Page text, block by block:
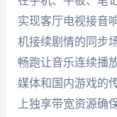
实现客厅电视接音
机接续剧情的同步
畅跑让音乐连续播
媒体和国内游戏的
上独享带宽资源确